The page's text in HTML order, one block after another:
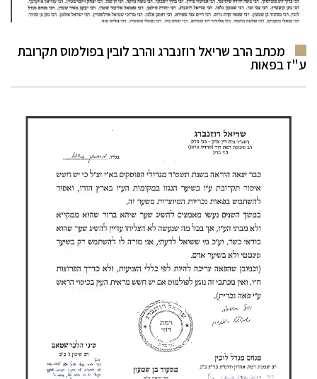
מכתב הרב שריאל רוזנברג והרב לובין בפולמוס תקרובת
ע"ז בפאות